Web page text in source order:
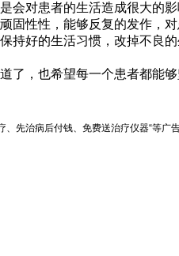
会对患者的生活造成很大的影
固性性，能够反复的发作，
持好的生活习惯，改掉不
了，也希望每一个患者都能
先治病后付钱、免费送治疗仪器“等